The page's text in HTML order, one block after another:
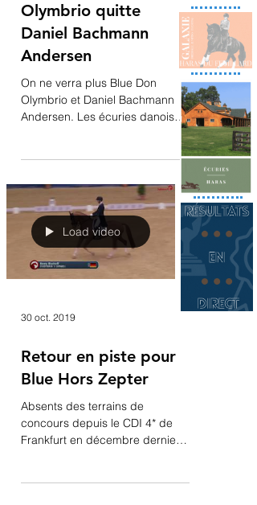
Olymbrio quitte
Daniel Bachmann
Andersen
On ne verra plus Blue Don
Olymbrio et Daniel Bachmann
Andersen. Les écuries danoises
ont en effet annoncé que l'étalon
Load video
30 oct. 2019
Retour en piste pour
Blue Hors Zepter
Absents des terrains de
concours depuis le CDI 4* de
Frankfurt en décembre dernier